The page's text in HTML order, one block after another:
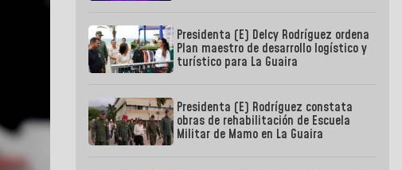
Presidenta (E) Delcy Rodríguez ordena
Plan maestro de desarrollo logístico y
turístico para La Guaira
Presidenta (E) Rodríguez constata
obras de rehabilitación de Escuela
Militar de Mamo en La Guaira